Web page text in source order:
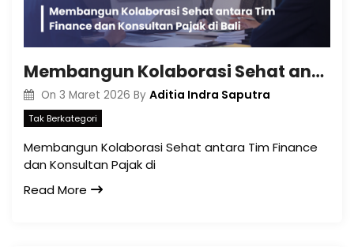
Membangun Kolaborasi Sehat antara Tim Finance dan Konsultan Pajak di Bali
On 3 Maret 2026 By Aditia Indra Saputra
Tak Berkategori
Membangun Kolaborasi Sehat antara Tim Finance
dan Konsultan Pajak di
Read More